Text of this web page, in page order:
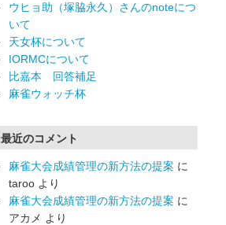
ウヒョ助（塚脇永久）さんのnoteにつ
いて
天女杯について
IORMCについて
比嘉本 回答補足
麻雀ウォッチ杯
最近のコメント
麻雀大会成績管理の新方法の提案 に
taroo より
麻雀大会成績管理の新方法の提案 に
アカメ より